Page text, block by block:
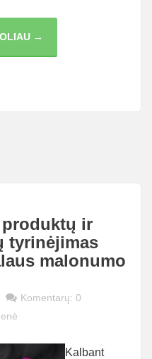
→
–
ir
tyrinėjimas
malonumo
Komentarų: 0
Kalbant